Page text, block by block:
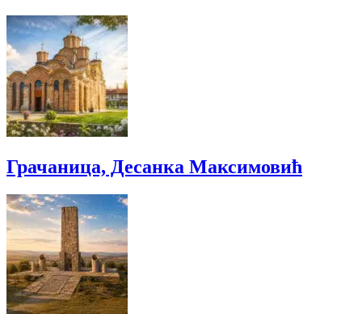
Грачаница, Десанка Максимовић